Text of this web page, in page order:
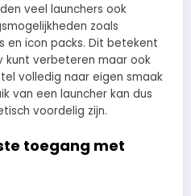
veel launchers ook
zoals
en icon packs. Dit betekent
kunt verbeteren maar ook
volledig naar eigen smaak
van een launcher kan dus
voordelig zijn.
toegang met